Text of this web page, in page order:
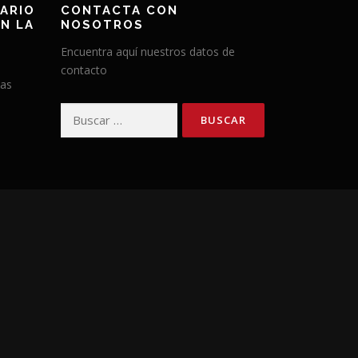
LA
CONTACTA CON
NOSOTROS
Encuentra aquí nuestros datos de
contacto